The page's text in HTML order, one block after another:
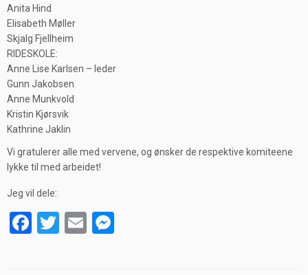
Anita Hind
Elisabeth Møller
Skjalg Fjellheim
RIDESKOLE:
Anne Lise Karlsen – leder
Gunn Jakobsen
Anne Munkvold
Kristin Kjørsvik
Kathrine Jaklin
Vi gratulerer alle med vervene, og ønsker de respektive komiteene
lykke til med arbeidet!
Jeg vil dele:
F
T
E